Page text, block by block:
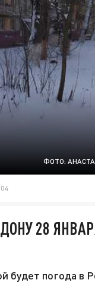
ФОТО:
28
будет погода в